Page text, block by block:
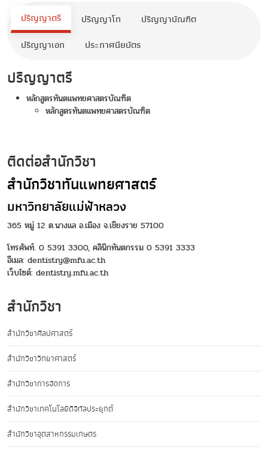
ปริญญาตรี ปริญญาโท
ปริญญาบัณฑิต
ปริญญาเอก
ประกาศนียบัตร
ปริญญาตรี
หลักสูตรทันตแพทยศาสตรบัณฑิต
หลักสูตรทันตแพทยศาสตรบัณฑิต
ติดต่อสำนักวิชา
สำนักวิชาทันแพทยศาสตร์
มหาวิทยาลัยแม่ฟ้าหลวง
365 หมู่ 12 ต.นางแล อ.เมือง จ.เชียงราย 57100
โทรศัพท์. 0 5391 3300, คลินิกทันตกรรม 0 5391 3333
อีเมล: dentistry@mfu.ac.th
เว็บไซต์: dentistry.mfu.ac.th
สำนักวิชา
สำนักวิชาศิลปศาสตร์
สำนักวิชาวิทยาศาสตร์
สำนักวิชาการจัดการ
สำนักวิชาเทคโนโลยีดิจิทัลประยุกต์
สำนักวิชาอุตสาหกรรมเกษตร